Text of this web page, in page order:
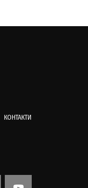
КОНТАКТИ